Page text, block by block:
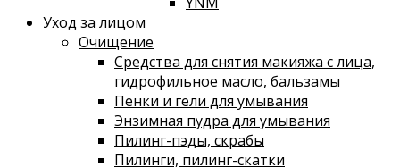
Уход за лицом
Очищение
Средства для снятия макияжа с лица,
гидрофильное масло, бальзамы
Пенки и гели для умывания
Энзимная пудра для умывания
Пилинг-пэды, скрабы
Пилинги, пилинг-скатки